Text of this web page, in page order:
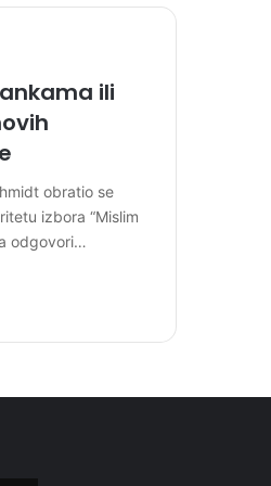
ili
obratio se
izbora “Mislim
odgovori…